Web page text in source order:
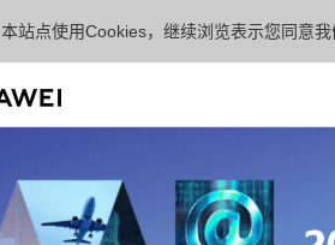
本站点使用Cookies，继续浏览表示您同意我